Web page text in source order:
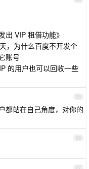
出 VIP 租借功能》
，为什么百度不开发个
账号
的用户也可以回收一些
25
都站在自己角度，对你的
26